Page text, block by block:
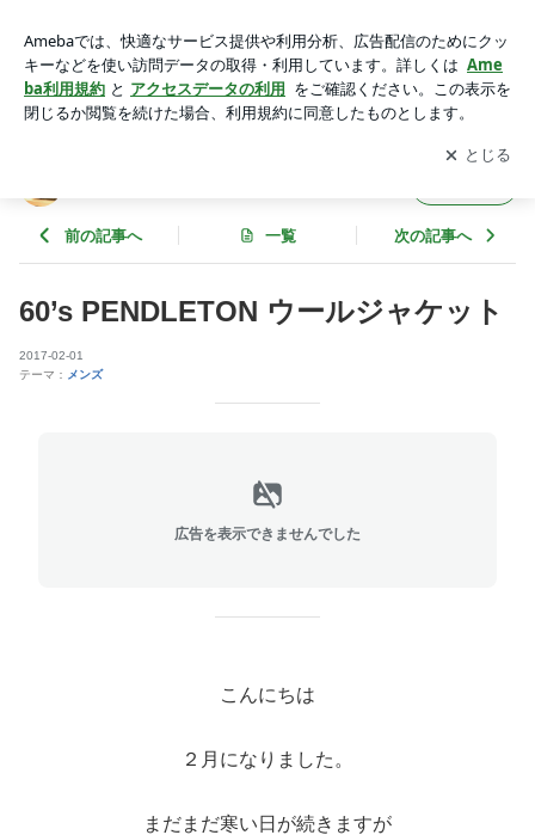
アプリをダウンロードして ブログの更新通知
を受け取りまし
ょう。
開く
前の記事へ 一覧 次の記事へ
60’s PENDLETON ウールジャケット
2017-02-01
テーマ： メンズ
広告を表示できませんでした
こんにちは
２月になりました。
まだまだ寒い日が続きますが